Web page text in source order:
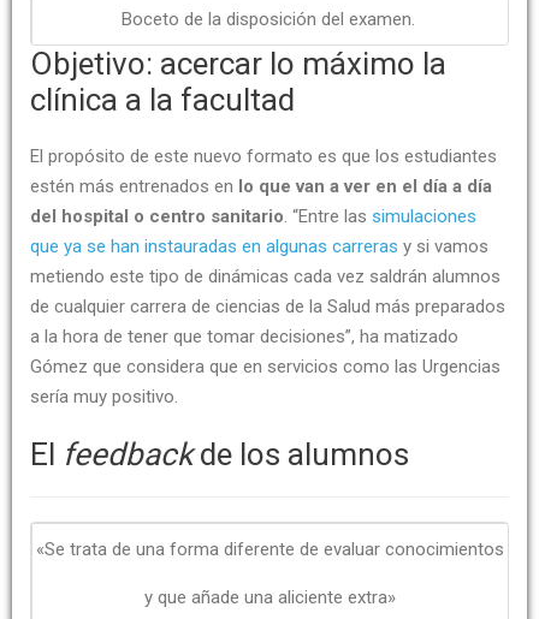
Boceto de la disposición del examen.
Objetivo: acercar lo máximo la
clínica a la facultad
El propósito de este nuevo formato es que los estudiantes
estén más entrenados en lo que van a ver en el día a día
del hospital o centro sanitario. “Entre las simulaciones
que ya se han instauradas en algunas carreras y si vamos
metiendo este tipo de dinámicas cada vez saldrán alumnos
de cualquier carrera de ciencias de la Salud más preparados
a la hora de tener que tomar decisiones”, ha matizado
Gómez que considera que en servicios como las Urgencias
sería muy positivo.
El feedbackde los alumnos
«Se trata de una forma diferente de evaluar conocimientos
y que añade una aliciente extra»